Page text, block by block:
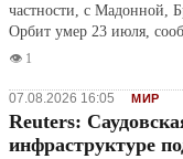
частности, с Мадонной,
Орбит умер 23 июля,
👁️ 1
07.08.2026 16:05 МИР
Reuters:
инфраструктуре